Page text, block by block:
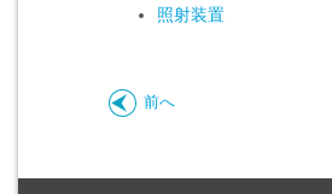
照射装置
前へ